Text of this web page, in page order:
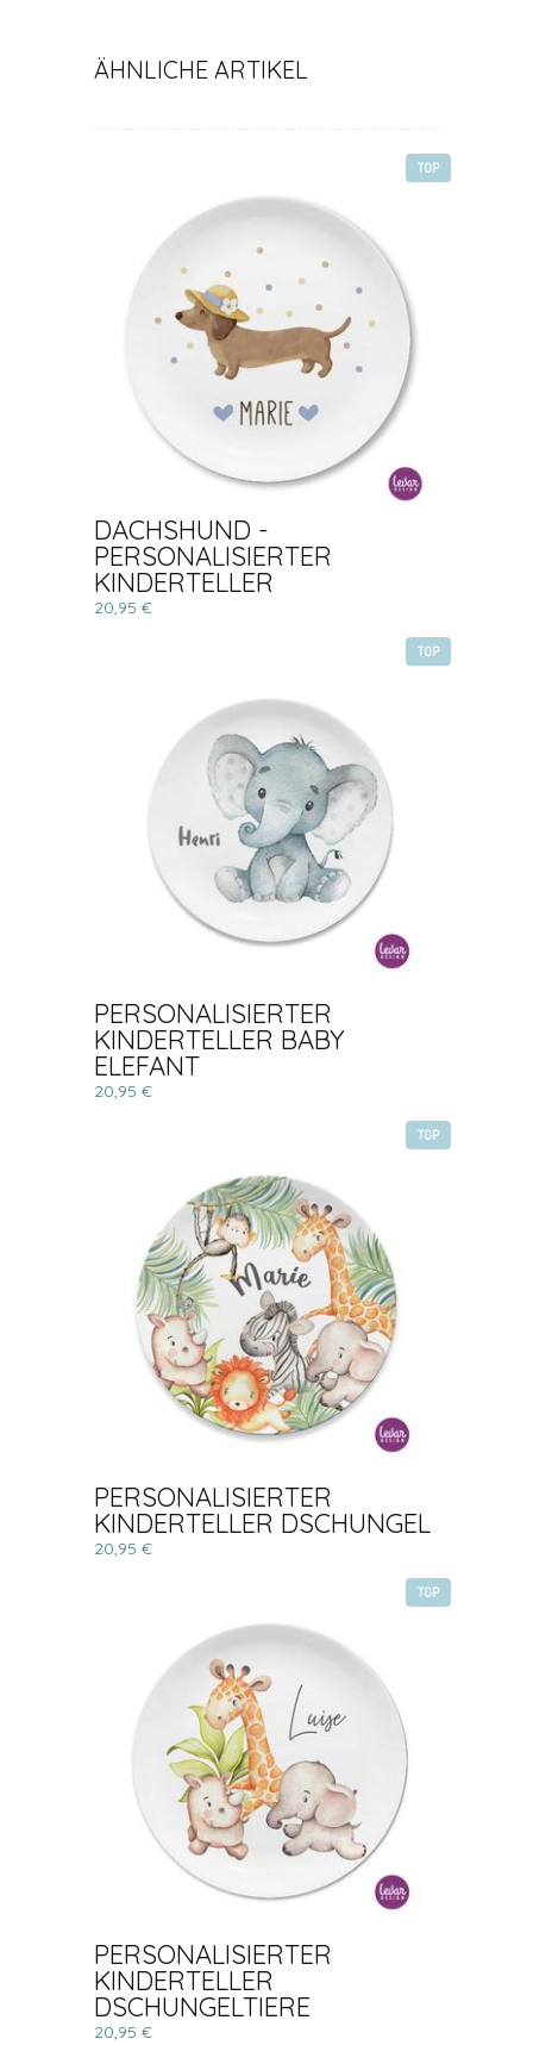
ÄHNLICHE ARTIKEL
TOP
DACHSHUND -
PERSONALISIERTER
KINDERTELLER
20,95 €
TOP
PERSONALISIERTER
KINDERTELLER BABY
ELEFANT
20,95 €
TOP
PERSONALISIERTER
KINDERTELLER DSCHUNGEL
20,95 €
TOP
PERSONALISIERTER
KINDERTELLER
DSCHUNGELTIERE
20,95 €